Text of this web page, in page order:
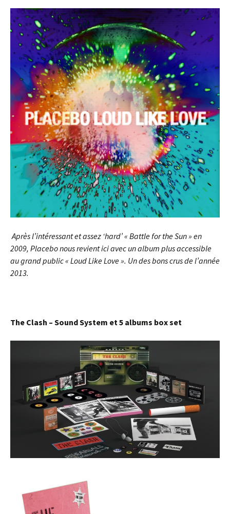
Après l’intéressant et assez ‘hard’ « Battle for the Sun » en
2009, Placebo nous revient ici avec un album plus accessible
au grand public « Loud Like Love ». Un des bons crus de l’année
2013.
The Clash – Sound System et 5 albums box set